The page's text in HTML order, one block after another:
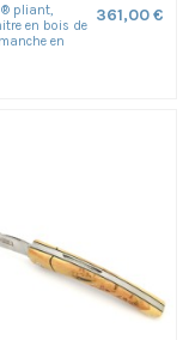
® pliant,
en bois de
en
361,00 €